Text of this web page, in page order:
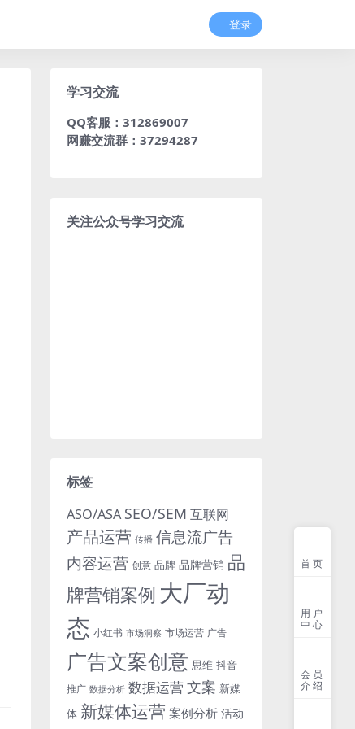
登录
学习交流
QQ客服：312869007
网赚交流群：37294287
关注公众号学习交流
标签
ASO/ASA SEO/SEM 互联网
产品运营 传播 信息流广告
内容运营 创意 品牌 品牌营销 品
牌营销案例 大厂动
态 小红书 市场洞察 市场运营 广告
广告文案创意 思维 抖音
推广 数据分析 数据运营文案 新媒
体 新媒体运营 案例分析 活动
首页
用户
中心
会员
介绍